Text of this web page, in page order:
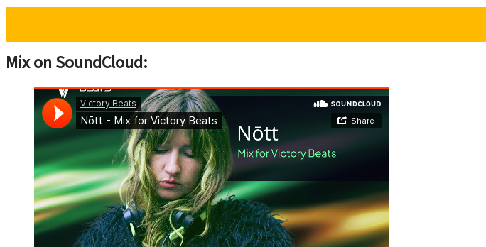
Mix on SoundCloud: